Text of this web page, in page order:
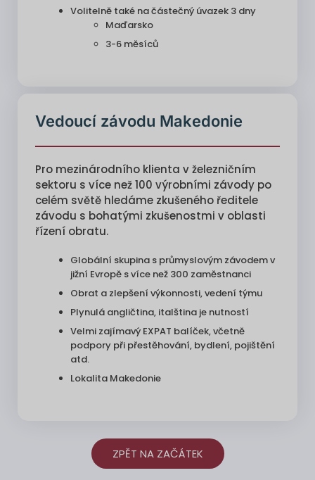
Volitelně také na částečný úvazek 3 dny
Maďarsko
3-6 měsíců
Vedoucí závodu Makedonie
Pro mezinárodního klienta v železničním
sektoru s více než 100 výrobními závody po
celém světě hledáme zkušeného ředitele
závodu s bohatými zkušenostmi v oblasti
řízení obratu.
Globální skupina s průmyslovým závodem v
jižní Evropě s více než 300 zaměstnanci
Obrat a zlepšení výkonnosti, vedení týmu
Plynulá angličtina, italština je nutností
Velmi zajímavý EXPAT balíček, včetně
podpory při přestěhování, bydlení, pojištění
atd.
Lokalita Makedonie
ZPĚT NA ZAČÁTEK